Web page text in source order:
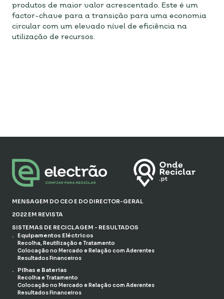
produtos de maior valor acrescentado. Este é um
factor-chave para a transição para uma economia
circular com um elevado nível de eficiência na
utilização de recursos.
MENSAGEM DO CEO E DO DIRECTOR-GERAL
2022 EM REVISTA
SISTEMAS DE RECICLAGEM - RESULTADOS
Equipamentos Eléctricos
Recolha, Reutilização e Tratamento
Colocação no Mercado e Relação com Aderentes
Resultados Financeiros
Pilhas e Baterias
Recolha e Tratamento
Colocação no Mercado e Relação com Aderentes
Resultados Financeiros